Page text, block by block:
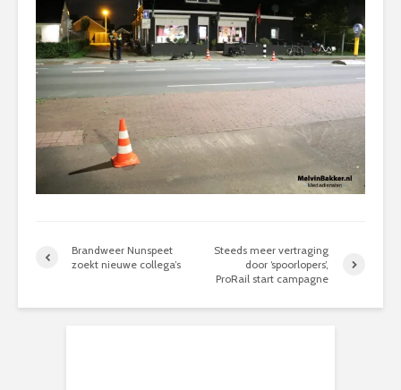
Brandweer Nunspeet
zoekt nieuwe collega’s
Steeds meer vertraging
door ‘spoorlopers’,
ProRail start campagne